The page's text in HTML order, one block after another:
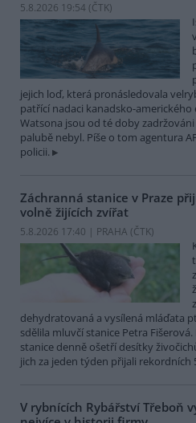
5.8.2026 19:54 (ČTK)
jejich loď, která pronásledovala
patřící nadaci kanadsko-
Watsona jsou od té doby
palubě nebyl. Píše o tom agentura
policii.
Záchranná stanice v Praze
volně žijících zvířat
5.8.2026 17:40 | PRAHA (ČTK)
dehydratovaná a vysílená mláďata
sdělila mluvčí stanice Petra
stanice denně ošetří desítky
jich za jeden týden přijali rekordních
V rybnících Rybářství Třeboň